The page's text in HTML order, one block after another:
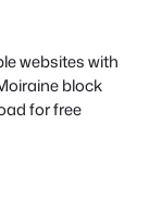
websites with
block
for free